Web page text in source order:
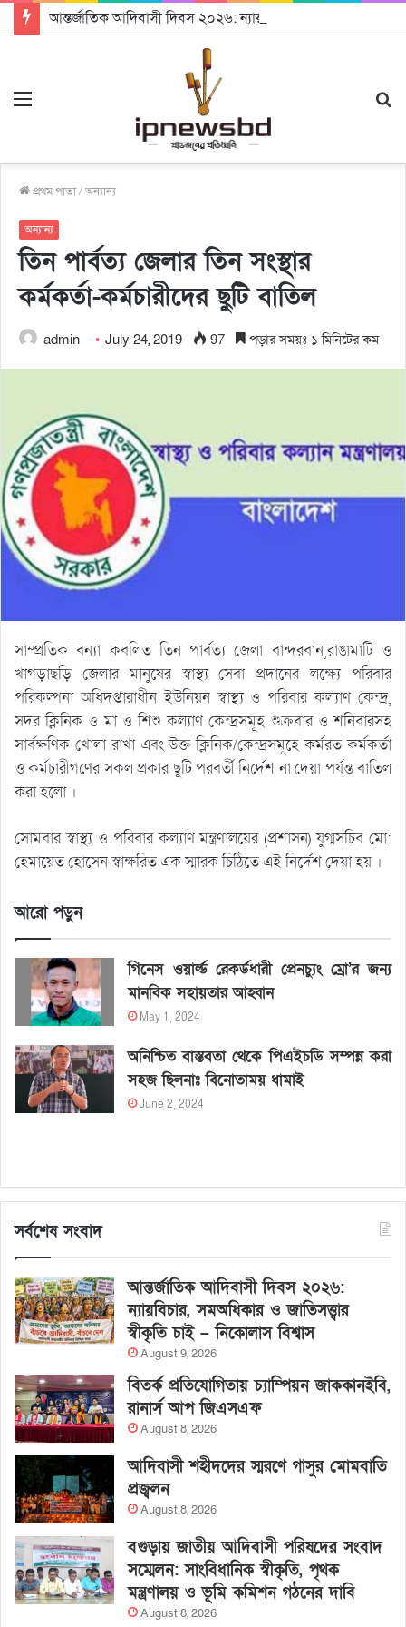
প্রথম পাতা/অন্যান্য
অন্যান্য
তিন পার্বত্য জেলার তিন সংস্থার
কর্মকর্তা-কর্মচারীদের ছুটি বাতিল
admin July 24, 2019 97 পড়ার সময়ঃ ১ মিনিটের কম
সাম্প্রতিক বন্যা কবলিত তিন পার্বত্য জেলা বান্দরবান,রাঙামাটি ও
খাগড়াছড়ি জেলার মানুষের স্বাস্থ্য সেবা প্রদানের লক্ষ্যে পরিবার
পরিকল্পনা অধিদপ্তারাধীন ইউনিয়ন স্বাস্থ্য ও পরিবার কল্যাণ কেন্দ্র,
সদর ক্লিনিক ও মা ও শিশু কল্যাণ কেন্দ্রসমূহ শুক্রবার ও শনিবারসহ
সার্বক্ষণিক খোলা রাখা এবং উক্ত ক্লিনিক/কেন্দ্রসমূহে কর্মরত কর্মকর্তা
ও কর্মচারীগণের সকল প্রকার ছুটি পরবর্তী নির্দেশ না দেয়া পর্যন্ত বাতিল
করা হলো ।
সোমবার স্বাস্থ্য ও পরিবার কল্যাণ মন্ত্রণালয়ের (প্রশাসন) যুগ্মসচিব মো:
হেমায়েত হোসেন স্বাক্ষরিত এক স্মারক চিঠিতে এই নির্দেশ দেয়া হয় ।
আরো পড়ুন
গিনেস ওয়ার্ল্ড রেকর্ডধারী প্রেনচ্যুং ম্রো’র জন্য
মানবিক সহায়তার আহ্বান
May 1, 2024
অনিশ্চিত বাস্তবতা থেকে পিএইচডি সম্পন্ন করা
সহজ ছিলনাঃ বিনোতাময় ধামাই
June 2, 2024
সর্বশেষ সংবাদ
আন্তর্জাতিক আদিবাসী দিবস ২০২৬:
ন্যায়বিচার, সমঅধিকার ও জাতিসত্ত্বার
স্বীকৃতি চাই – নিকোলাস বিশ্বাস
August 9, 2026
বিতর্ক প্রতিযোগিতায় চ্যাম্পিয়ন জাককানইবি,
রানার্স আপ জিএসএফ
August 8, 2026
আদিবাসী শহীদদের স্মরণে গাসুর মোমবাতি
প্রজ্বলন
August 8, 2026
বগুড়ায় জাতীয় আদিবাসী পরিষদের সংবাদ
সম্মেলন: সাংবিধানিক স্বীকৃতি, পৃথক
মন্ত্রণালয় ও ভূমি কমিশন গঠনের দাবি
August 8, 2026